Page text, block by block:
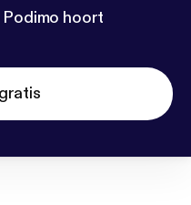
Podimo hoort